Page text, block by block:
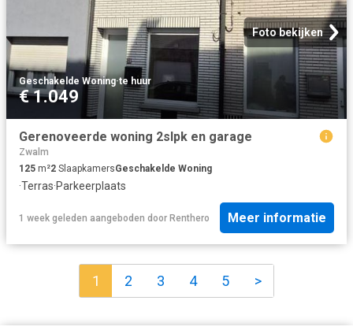
Foto bekijken
Geschakelde Woning·te huur
€ 1.049
Gerenoveerde woning 2slpk en garage
Zwalm
125 m²2 SlaapkamersGeschakelde Woning
·Terras·Parkeerplaats
1 week geleden aangeboden door Renthero Meer informatie
1 2 3 4 5 >